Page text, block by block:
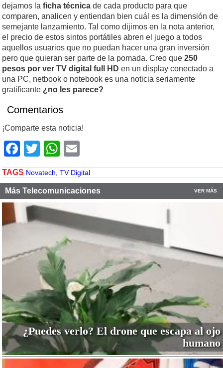
dejamos la ficha técnica de cada producto para que
comparen, analicen y entiendan bien cuál es la dimensión de
semejante lanzamiento. Tal como dijimos en la nota anterior,
el precio de estos sintos portátiles abren el juego a todos
aquellos usuarios que no puedan hacer una gran inversión
pero que quieran ser parte de la pomada. Creo que 250
pesos por ver TV digital full HD en un display conectado a
una PC, netbook o notebook es una noticia seriamente
gratificante ¿no les parece?
Comentarios
¡Comparte esta noticia!
Facebook
TwitterWhatsApp
TAGS Novatech TV Digital
Más Telecomunicaciones VER MÁS
¿Puedes verlo? El drone que escapa al ojo
humano